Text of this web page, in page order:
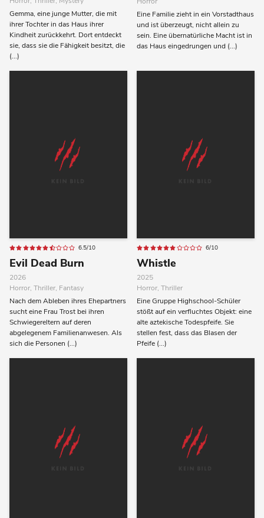
Gemma, eine junge Mutter, die mit
ihrer Tochter in das Haus ihrer
Kindheit zurückkehrt. Dort entdeckt
sie, dass sie die Fähigkeit besitzt, die
(...)
Eine Familie zieht in ein Vorstadthaus
und ist überzeugt, nicht allein zu
sein. Eine übernatürliche Macht ist in
das Haus eingedrungen und (...)
6.5/10
Evil Dead Burn
2026
Horror, Thriller, Fantasy
Nach dem Ableben ihres Ehepartners
sucht eine Frau Trost bei ihren
Schwiegereltern auf deren
abgelegenem Familienanwesen. Als
sich die Personen (...)
6/10
Whistle
2025
Horror, Thriller
Eine Gruppe Highschool-Schüler
stößt auf ein verfluchtes Objekt: eine
alte aztekische Todespfeife. Sie
stellen fest, dass das Blasen der
Pfeife (...)